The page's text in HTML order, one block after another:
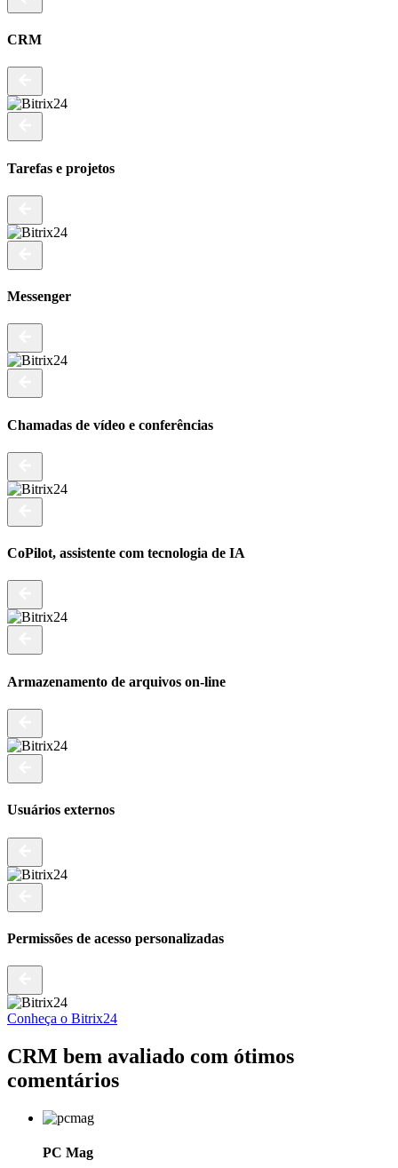
CRM
Tarefas e projetos
Messenger
Chamadas de vídeo e conferências
CoPilot, assistente com tecnologia de IA
Armazenamento de arquivos on-line
Usuários externos
Permissões de acesso personalizadas
Conheça o Bitrix24
CRM bem avaliado com ótimos
comentários
PC Mag